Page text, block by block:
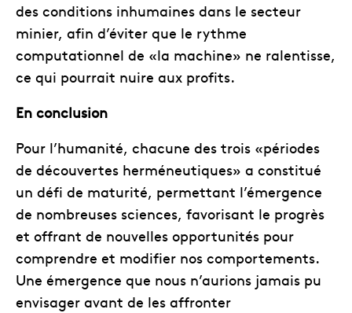
des conditions inhumaines dans le secteur
minier, afin d’éviter que le rythme
computationnel de «la machine» ne ralentisse,
ce qui pourrait nuire aux profits.
En conclusion
Pour l’humanité, chacune des trois «périodes
de découvertes herméneutiques» a constitué
un défi de maturité, permettant l’émergence
de nombreuses sciences, favorisant le progrès
et offrant de nouvelles opportunités pour
comprendre et modifier nos comportements.
Une émergence que nous n’aurions jamais pu
envisager avant de les affronter